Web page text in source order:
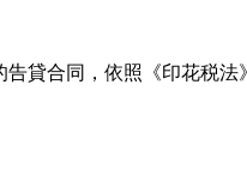
貸合同，依照《印花税法